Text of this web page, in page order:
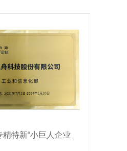
精特新“小巨人企业